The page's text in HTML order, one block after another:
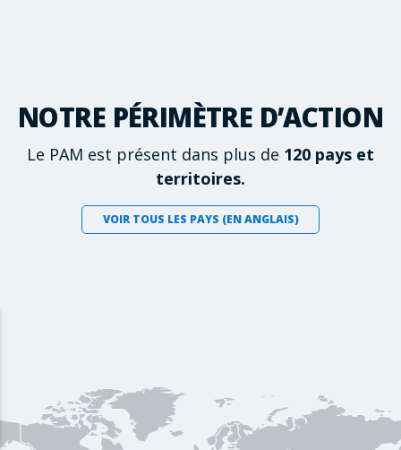
NOTRE PÉRIMÈTRE D’ACTION
Le PAM est présent dans plus de 120 pays et
territoires.
VOIR TOUS LES PAYS (EN ANGLAIS)